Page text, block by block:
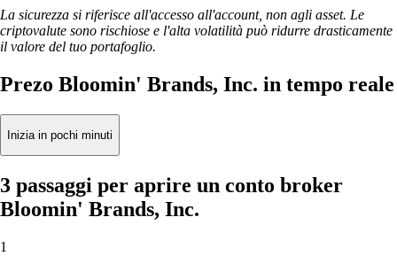
La sicurezza si riferisce all'accesso all'account, non agli asset. Le
criptovalute sono rischiose e l'alta volatilità può ridurre drasticamente
il valore del tuo portafoglio.
Prezo Bloomin' Brands, Inc. in tempo reale
Inizia in pochi minuti
3 passaggi per aprire un conto broker
Bloomin' Brands, Inc.
1